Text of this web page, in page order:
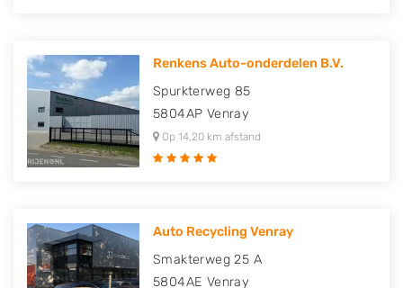
Renkens Auto-onderdelen B.V.
Spurkterweg 85
5804AP Venray
Op 14,20 km afstand
Auto Recycling Venray
Smakterweg 25 A
5804AE Venray